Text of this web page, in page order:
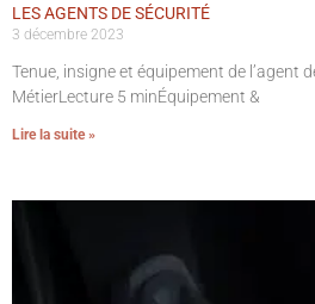
LES AGENTS DE SÉCURITÉ
3 décembre 2023
Tenue, insigne et équipement de l’agent
MétierLecture 5 minÉquipement &
Lire la suite »